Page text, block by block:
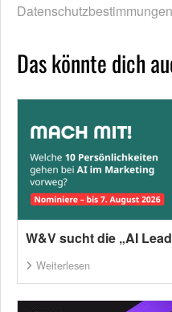
Datenschutzbestimmungen
Das könnte dich
W&V sucht die „AI
Weiterlesen